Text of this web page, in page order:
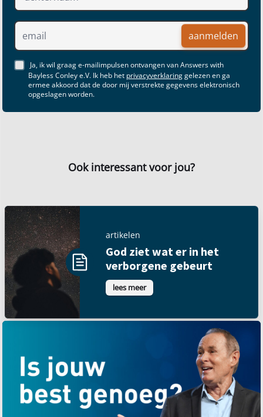
aanmelden
Ja, ik wil graag e-mailimpulsen ontvangen van Answers with
Bayless Conley e.V. Ik heb het privacyverklaringgelezen en ga
ermee akkoord dat de door mij verstrekte gegevens elektronisch
opgeslagen worden.
Ook interessant voor jou?
artikelen
God ziet wat er in het
verborgene gebeurt
lees meer